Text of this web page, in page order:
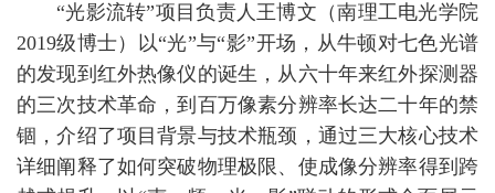
“光影流转”项目负责人王博文（南理工电光学院
2019级博士）以“光”与“影”开场，从牛顿对七色光谱
的发现到红外热像仪的诞生，从六十年来红外探测器
的三次技术革命，到百万像素分辨率长达二十年的禁
锢，介绍了项目背景与技术瓶颈，通过三大核心技术
详细阐释了如何突破物理极限、使成像分辨率得到跨